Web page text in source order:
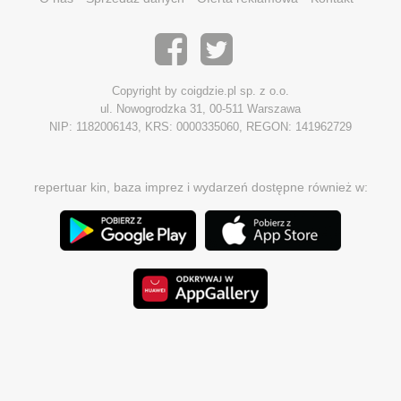
Copyright by coigdzie.pl sp. z o.o.
ul. Nowogrodzka 31, 00-511 Warszawa
NIP: 1182006143, KRS: 0000335060, REGON: 141962729
repertuar kin, baza imprez i wydarzeń dostępne również w: